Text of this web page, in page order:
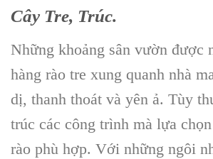
Cây Tre, Trúc.
Những khoảng sân vườn được
hàng rào tre xung quanh nhà
dị, thanh thoát và yên ả. Tùy
trúc các công trình mà lựa
rào phù hợp. Với những ngôi